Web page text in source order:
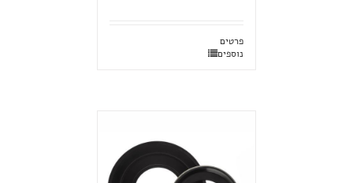
פרטים
נוספים